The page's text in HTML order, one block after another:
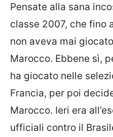
Pensate alla sana
classe 2007, che fino
non aveva mai
Marocco. Ebbene sì,
ha giocato nelle
Francia, per poi
Marocco. Ieri era
ufficiali contro il